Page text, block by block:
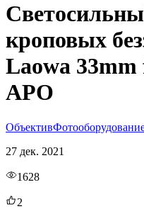
кроповых
Laowa 33mm
APO
Объектив
27 дек. 2021
1628
2